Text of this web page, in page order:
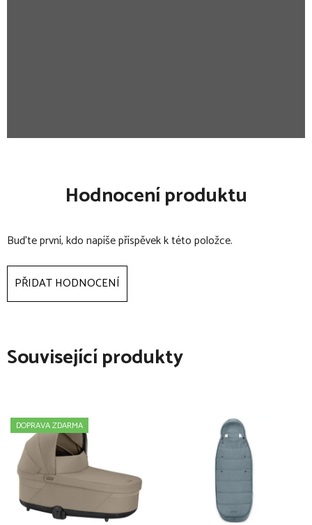
Hodnocení produktu
Buďte první, kdo napíše příspěvek k této položce.
PŘIDAT HODNOCENÍ
Související produkty
DOPRAVA ZDARMA